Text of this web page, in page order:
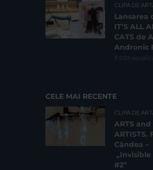
CLIPA DE
Lansarea
IT’S ALL
CATS de
Andronic
8.033
CELE MAI RECENTE
CLIPA DE
ARTS and
ARTISTS.
Cândea –
#2”